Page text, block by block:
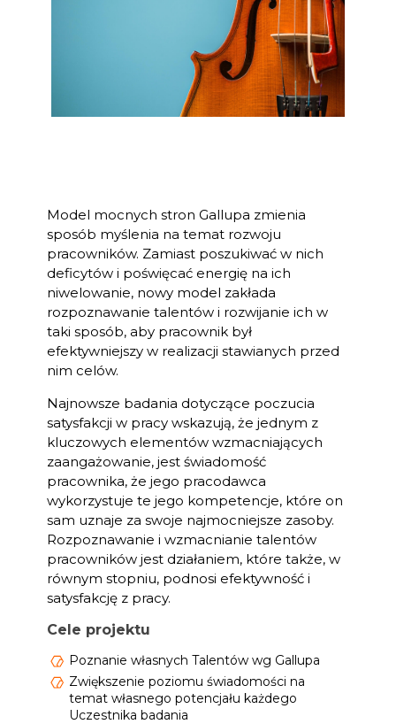
Model mocnych stron Gallupa zmienia
sposób myślenia na temat rozwoju
pracowników. Zamiast poszukiwać w nich
deficytów i poświęcać energię na ich
niwelowanie, nowy model zakłada
rozpoznawanie talentów i rozwijanie ich w
taki sposób, aby pracownik był
efektywniejszy w realizacji stawianych przed
nim celów.
Najnowsze badania dotyczące poczucia
satysfakcji w pracy wskazują, że jednym z
kluczowych elementów wzmacniających
zaangażowanie, jest świadomość
pracownika, że jego pracodawca
wykorzystuje te jego kompetencje, które on
sam uznaje za swoje najmocniejsze zasoby.
Rozpoznawanie i wzmacnianie talentów
pracowników jest działaniem, które także, w
równym stopniu, podnosi efektywność i
satysfakcję z pracy.
Cele projektu
Poznanie własnych Talentów wg Gallupa
Zwiększenie poziomu świadomości na
temat własnego potencjału każdego
Uczestnika badania